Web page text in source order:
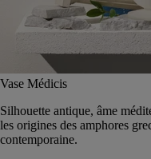
Vase Médicis
Silhouette antique, âme
les origines des amphores
contemporaine.